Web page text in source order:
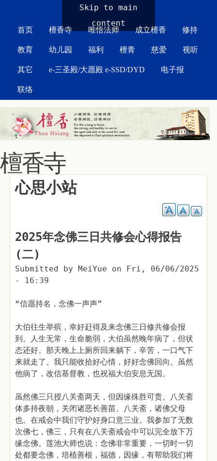
Skip to main
content
首页 檀香寺 唯悟法师 成立檀香 修持
教育 幼儿园 福利 檀青 慈爱 视听
其它 e-三圣殿/大愿殿 e-SSD/DYD 电子报
联络
檀香寺
心思小站
2025年念佛三日共修会心得报告
(二)
Submitted by MeiYue on Fri, 06/06/2025
- 16:39
“信愿持名，念佛一声声”
大伯往生举殡，幸好赶得及来念佛三日修共修会报
到。人生无常，生命脆弱，大伯虽然晚年病了，但状
态还好。那天晚上上厕所回来躺下，辛苦，一口气下
来就走了。我只能收拾好心情，好好念佛回向。虽然
他病了，改信基督教，也祝福大伯安息无国。
虽然佛三只授八关斋两天，但因缘殊胜可贵。八关斋
体多持夜朝，关闭诸恶长善苗。八关斋，诸佛父母
也。在戒会中我们守护好身口意三业。我参加了无数
次佛七，佛三，只有在八关斋戒会中可以完全放下万
缘念佛。莲池大师也说：念佛非常重要，一切时一切
处都要念佛，培植善根，福德，因缘，有帮助我们将